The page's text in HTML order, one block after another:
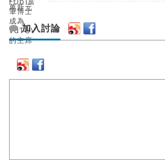
加入討論